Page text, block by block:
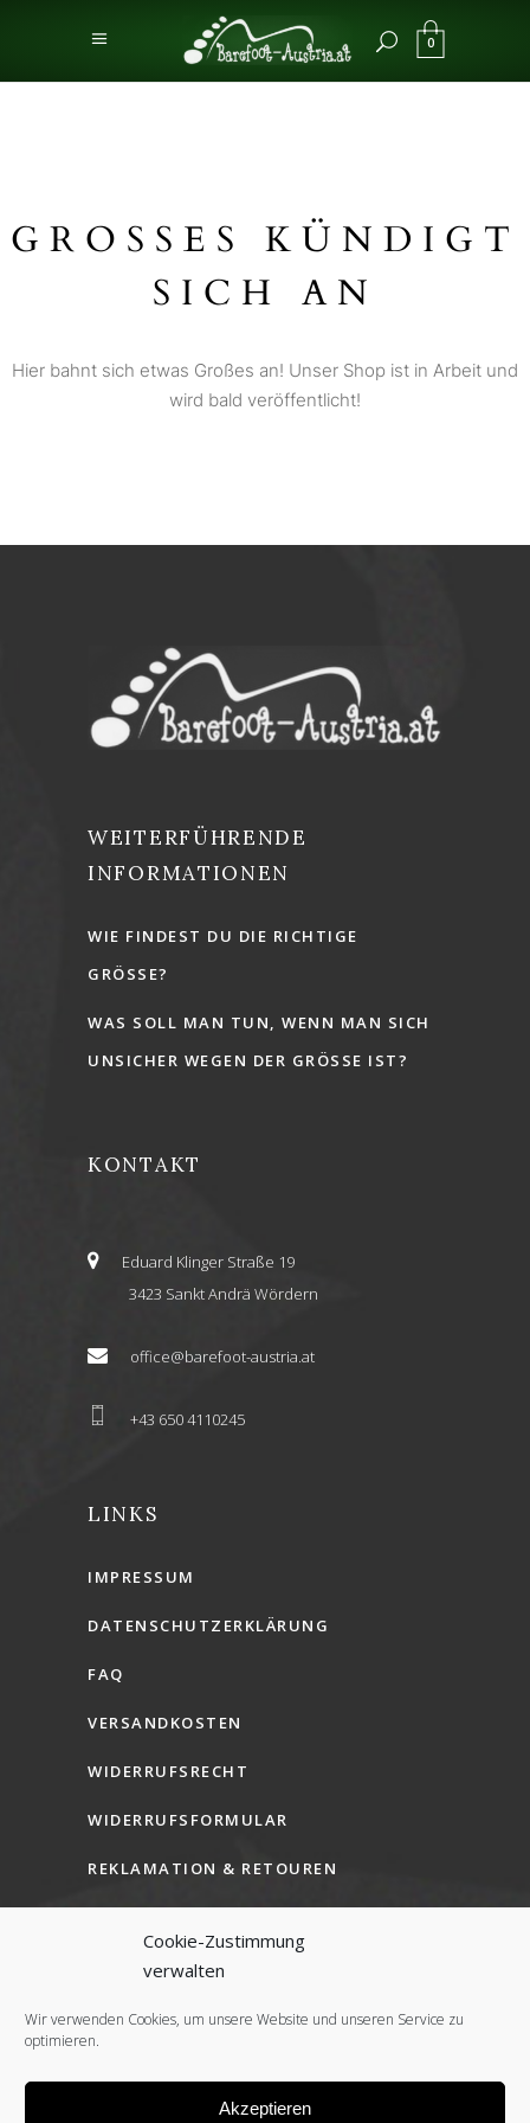
Cookie-Zustimmung
verwalten
Wir verwenden Cookies, um unsere Website und unseren Service zu
optimieren.
Akzeptieren
0
GROSSES KÜNDIGT S
ICH AN
Hier bahnt sich etwas Großes an! Unser Shop ist in Arbeit und
wird bald veröffentlicht!
WEITERFÜHRENDE
INFORMATIONEN
WIE FINDEST DU DIE RICHTIGE
GRÖSSE?
WAS SOLL MAN TUN, WENN MAN SICH
UNSICHER WEGEN DER GRÖSSE IST?
KONTAKT
Eduard Klinger Straße 19
3423 Sankt Andrä Wördern
office@barefoot-austria.at
+43 650 4110245
LINKS
IMPRESSUM
DATENSCHUTZERKLÄRUNG
FAQ
VERSANDKOSTEN
WIDERRUFSRECHT
WIDERRUFSFORMULAR
REKLAMATION & RETOUREN
AGB (B2B)
COOKIE-RICHTLINIE (EU)